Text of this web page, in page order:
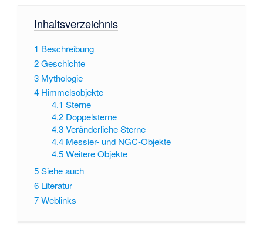
Inhaltsverzeichnis
1 Beschreibung
2Geschichte
3 Mythologie
4 Himmelsobjekte
4.1 Sterne
4.2 Doppelsterne
4.3 Veränderliche Sterne
4.4 Messier- und NGC-Objekte
4.5 Weitere Objekte
5Siehe auch
6 Literatur
7Weblinks